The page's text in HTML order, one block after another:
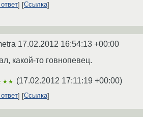
ответ Ссылка
17.02.2012 16:54:13 +00:00
какой-то говнопевец.
(17.02.2012 17:11:19 +00:00)
ответ Ссылка